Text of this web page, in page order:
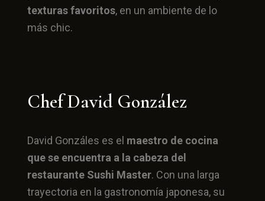
texturas favoritos, en un ambiente de lo
más chic.
Chef David González
David Gonzáles es el maestro de cocina
que se encuentra a la cabeza del
restaurante Sushi Master. Con una larga
trayectoria en la gastronomía japonesa, su